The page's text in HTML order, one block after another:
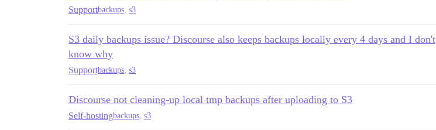
Supportbackups, s3
S3 daily backups issue? Discourse also keeps backups locally every 4 days and I don't
know why
Supportbackups, s3
Discourse not cleaning-up local tmp backups after uploading to S3
Self-hostingbackups, s3